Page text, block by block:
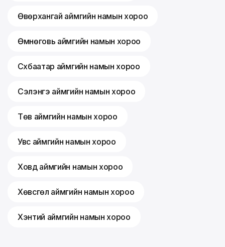
Өвөрхангай аймгийн намын хороо
Өмнөговь аймгийн намын хороо
Сүхбаатар аймгийн намын хороо
Сэлэнгэ аймгийн намын хороо
Төв аймгийн намын хороо
Увс аймгийн намын хороо
Ховд аймгийн намын хороо
Хөвсгөл аймгийн намын хороо
Хэнтий аймгийн намын хороо